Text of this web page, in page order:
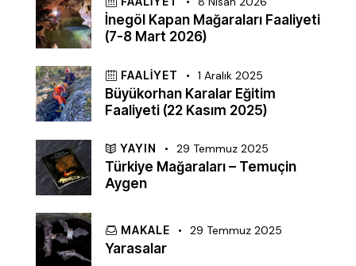
İnegöl Kapan Mağaraları Faaliyeti
(7-8 Mart 2026)
FAALIYET 1 Aralık 2025
Büyükorhan Karalar Eğitim
Faaliyeti (22 Kasım 2025)
YAYIN 29 Temmuz 2025
Türkiye Mağaraları – Temuçin
Aygen
MAKALE 29 Temmuz 2025
Yarasalar